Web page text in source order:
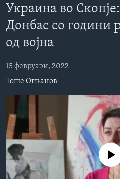
до
страната
за
навигација
СВЕТ
ПОЛИТИКА
ЗДРАВЈЕ
ИНТЕРВЈУА
АРХИВИРАНА ПРОГРАМА
NEWSFLASH - АРХИВА
ВЕСТИ ОД САД ВО МИНУТА -
ИЗБОРИ ВО САД 2020 - АРХИВА
ЗА НАС
Learning English
Јазици
Украина во
Донбас со години
од војна
15 февруари, 2022
Тоше Огњанов
No media source